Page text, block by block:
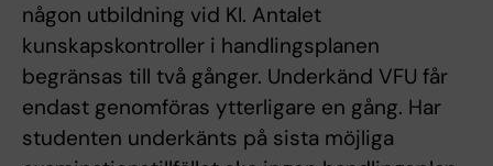
någon utbildning vid KI. Antalet
kunskapskontroller i handlingsplanen
begränsas till två gånger. Underkänd VFU får
endast genomföras ytterligare en gång. Har
studenten underkänts på sista möjliga